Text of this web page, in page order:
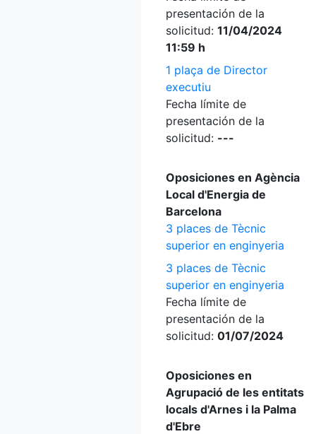
presentación de la
solicitud: 11/04/2024
11:59 h
1 plaça de Director
executiu
Fecha límite de
presentación de la
solicitud: ---
Oposiciones en Agència
Local d'Energia de
Barcelona
3 places de Tècnic
superior en enginyeria
3 places de Tècnic
superior en enginyeria
Fecha límite de
presentación de la
solicitud: 01/07/2024
Oposiciones en
Agrupació de les entitats
locals d'Arnes i la Palma
d'Ebre